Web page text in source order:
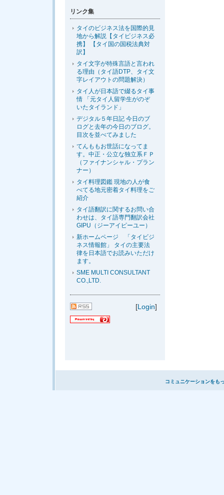
リンク集
タイのビジネス法を国際的見
地から解説【タイビジネス必
携】 【タイ国の国税法典対
訳】
タイ文字が特殊言語と言われ
る理由（タイ語DTP、タイ文
字レイアウトの問題解決）
タイ人が日本語で綴るタイ事
情 「元タイ人留学生がのぞ
いたタイランド」
デジタル５年日記 今日のブ
ログと去年の今日のブログ。
目次を並べてみました
てんももお世話になってま
す。中正・公立な独立系ＦＰ
（ファイナンシャル・プラン
ナー）
タイ料理図鑑 現地の人が食
べてる地元密着タイ料理をご
紹介
タイ語翻訳に関するお問い合
わせは、タイ語専門翻訳会社
GIPU（ジーアイピーユー）
新ホームページ 「タイビジ
ネス情報館」 タイの主要法
律を日本語でお読みいただけ
ます。
SME MULTI CONSULTANT
CO.,LTD.
[Login]
コミュニケーションをも